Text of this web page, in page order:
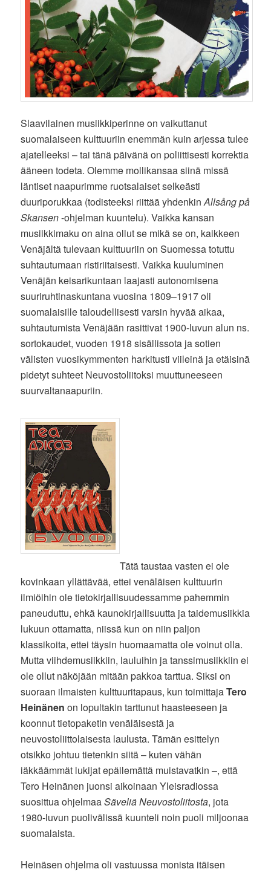
Slaavilainen musiikkiperinne on vaikuttanut
suomalaiseen kulttuuriin enemmän kuin arjessa tulee
ajatelleeksi – tai tänä päivänä on poliittisesti korrektia
ääneen todeta. Olemme mollikansaa siinä missä
läntiset naapurimme ruotsalaiset selkeästi
duuriporukkaa (todisteeksi riittää yhdenkinAllsång på
Skansen-ohjelman kuuntelu). Vaikka kansan
musiikkimaku on aina ollut se mikä se on, kaikkeen
Venäjältä tulevaan kulttuuriin on Suomessa totuttu
suhtautumaan ristiriitaisesti. Vaikka kuuluminen
Venäjän keisarikuntaan laajasti autonomisena
suuriruhtinaskuntana vuosina 1809–1917 oli
suomalaisille taloudellisesti varsin hyvää aikaa,
suhtautumista Venäjään rasittivat 1900-luvun alun ns.
sortokaudet, vuoden 1918 sisällissota ja sotien
välisten vuosikymmenten harkitusti viileinä ja etäisinä
pidetyt suhteet Neuvostoliitoksi muuttuneeseen
suurvaltanaapuriin.
Tätä taustaa vasten ei ole
kovinkaan yllättävää, ettei venäläisen kulttuurin
ilmiöihin ole tietokirjallisuudessamme pahemmin
paneuduttu, ehkä kaunokirjallisuutta ja taidemusiikkia
lukuun ottamatta, niissä kun on niin paljon
klassikoita, ettei täysin huomaamatta ole voinut olla.
Mutta viihdemusiikkiin, lauluihin ja tanssimusiikkiin ei
ole ollut näköjään mitään pakkoa tarttua. Siksi on
suoraan ilmaisten kulttuuritapaus, kun toimittajaTero
Heinänen on lopultakin tarttunut haasteeseen ja
koonnut tietopaketin venäläisestä ja
neuvostoliittolaisesta laulusta. Tämän esittelyn
otsikko johtuu tietenkin siitä – kuten vähän
iäkkäämmät lukijat epäilemättä muistavatkin –, että
Tero Heinänen juonsi aikoinaan Yleisradiossa
suosittua ohjelmaaSäveliä Neuvostoliitosta, jota
1980-luvun puolivälissä kuunteli noin puoli miljoonaa
suomalaista.
Heinäsen ohjelma oli vastuussa monista itäisen